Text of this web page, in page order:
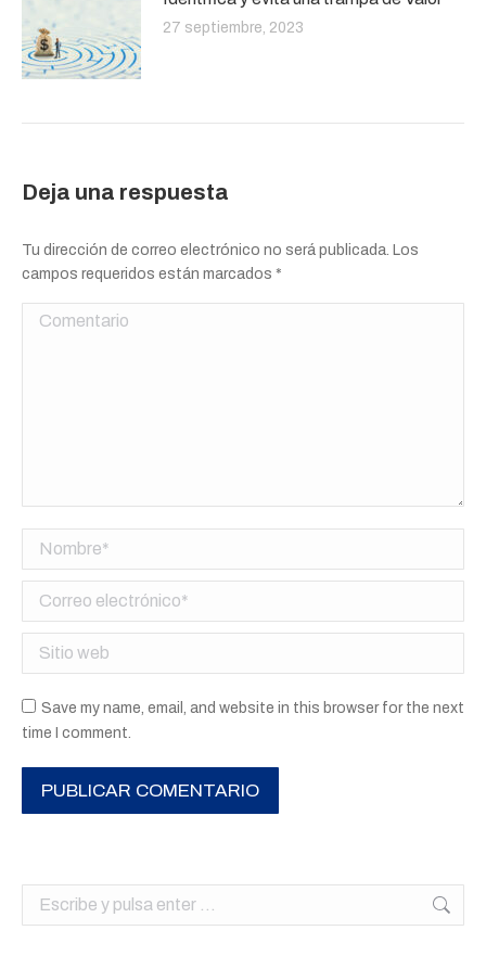
27 septiembre, 2023
Deja una respuesta
Tu dirección de correo electrónico no será publicada. Los
campos requeridos están marcados *
Comentario
Nombre *
Correo electrónico *
Sitio web
Save my name, email, and website in this browser for the next
time I comment.
PUBLICAR COMENTARIO
Buscar: